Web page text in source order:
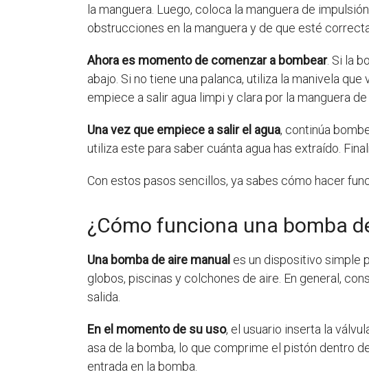
la manguera. Luego, coloca la manguera de
obstrucciones en la manguera y de que esté
Ahora es momento de comenzar a bombear. Si la
abajo. Si no tiene una palanca, utiliza la manivela
empiece a salir agua limpi y clara por la manguera de
Una vez que empiece a salir el agua, continúa
utiliza este para saber cuánta agua has extraído.
Con estos pasos sencillos, ya sabes cómo hacer
¿Cómo funciona una bomba
Una bomba de aire manual es un dispositivo simple
globos, piscinas y colchones de aire. En general,
salida.
En el momento de su uso, el usuario inserta la
asa de la bomba, lo que comprime el pistón dentro
entrada en la bomba.